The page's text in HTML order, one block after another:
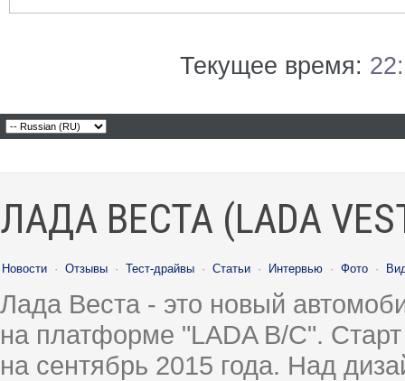
Текущее время:
ЛАДА ВЕСТА (LADA
Новости · Отзывы · Тест-драйвы · Статьи · Интервью · Фото ·
Лада Веста - это новый
на платформе "LADA B/C".
на сентябрь 2015 года. Над